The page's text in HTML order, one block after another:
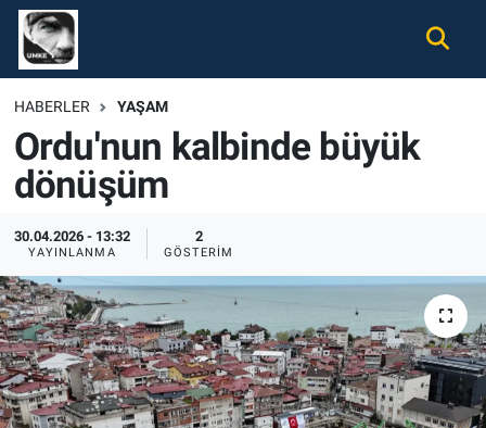
HABERLER YAŞAM
Ordu'nun kalbinde büyük
dönüşüm
30.04.2026 - 13:32
YAYINLANMA
2
GÖSTERIM
Gündem
Ekonomi
Spor
Magazin
Tüm Haberler
İletişim
Künye
Nöbetçi Eczaneler
Hava Durumu
Namaz Vakitleri
Trafik Durumu
Süper Lig Puan Durumu ve Fikstür
Tüm Manşetler
Son Dakika Haberleri